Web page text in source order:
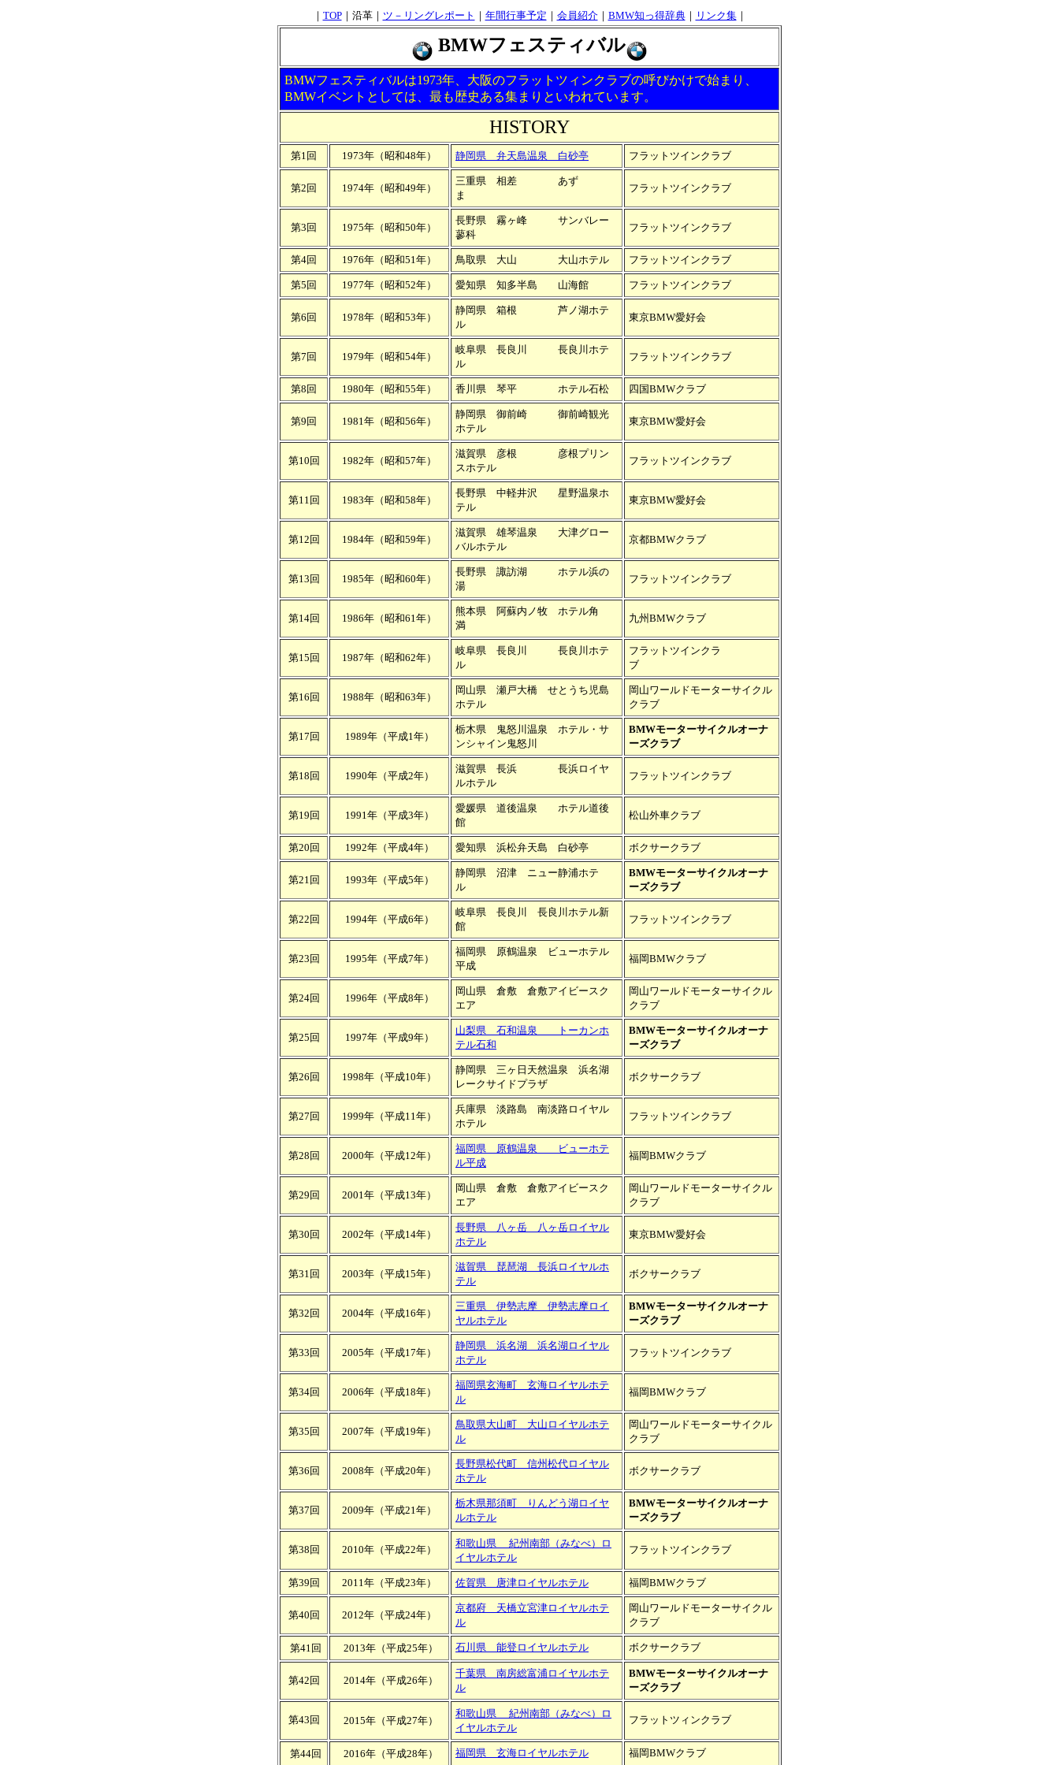
｜ TOP｜沿革｜ ツ－リングレポート ｜ 年間行事予定 ｜ 会員紹介｜ BMW知っ得辞典｜ リンク集｜
BMWフェスティバル
BMWフェスティバルは1973年、大阪のフラットツィンクラブの呼びかけで始まり、
BMWイベントとしては、最も歴史ある集まりといわれています。
HISTORY
第1回 1973年（昭和48年） 静岡県 弁天島温泉 白砂亭 フラットツインクラブ
第2回 1974年（昭和49年）
三重県 相差 あず
ま
フラットツインクラブ
第3回 1975年（昭和50年）
長野県 霧ヶ峰 サンバレー
蓼科
フラットツインクラブ
第4回 1976年（昭和51年） 鳥取県 大山 大山ホテル フラットツインクラブ
第5回 1977年（昭和52年） 愛知県 知多半島 山海館 フラットツインクラブ
第6回 1978年（昭和53年）
静岡県 箱根 芦ノ湖ホテ
ル
東京BMW愛好会
第7回 1979年（昭和54年）
岐阜県 長良川 長良川ホテ
ル
フラットツインクラブ
第8回 1980年（昭和55年） 香川県 琴平 ホテル石松 四国BMWクラブ
第9回 1981年（昭和56年）
静岡県 御前崎 御前崎観光
ホテル
東京BMW愛好会
第10回 1982年（昭和57年）
滋賀県 彦根 彦根プリン
スホテル
フラットツインクラブ
第11回 1983年（昭和58年）
長野県 中軽井沢 星野温泉ホ
テル
東京BMW愛好会
第12回 1984年（昭和59年）
滋賀県 雄琴温泉 大津グロー
バルホテル
京都BMWクラブ
第13回 1985年（昭和60年）
長野県 諏訪湖 ホテル浜の
湯
フラットツインクラブ
第14回 1986年（昭和61年）
熊本県 阿蘇内ノ牧 ホテル角
満
九州BMWクラブ
第15回 1987年（昭和62年）
岐阜県 長良川 長良川ホテ
ル
フラットツインクラ
ブ
第16回 1988年（昭和63年）
岡山県 瀬戸大橋 せとうち児島
ホテル
岡山ワールドモーターサイクル
クラブ
第17回 1989年（平成1年）
栃木県 鬼怒川温泉 ホテル・サ
ンシャイン鬼怒川
BMWモーターサイクルオーナ
ーズクラブ
第18回 1990年（平成2年）
滋賀県 長浜 長浜ロイヤ
ルホテル
フラットツインクラブ
第19回 1991年（平成3年）
愛媛県 道後温泉 ホテル道後
館
松山外車クラブ
第20回 1992年（平成4年） 愛知県 浜松弁天島 白砂亭 ボクサークラブ
第21回 1993年（平成5年）
静岡県 沼津 ニュー静浦ホテ
ル
BMWモーターサイクルオーナ
ーズクラブ
第22回 1994年（平成6年）
岐阜県 長良川 長良川ホテル新
館
フラットツインクラブ
第23回 1995年（平成7年）
福岡県 原鶴温泉 ビューホテル
平成
福岡BMWクラブ
第24回 1996年（平成8年）
岡山県 倉敷 倉敷アイビースク
エア
岡山ワールドモーターサイクル
クラブ
第25回 1997年（平成9年）
山梨県 石和温泉 トーカンホ
テル石和
BMWモーターサイクルオーナ
ーズクラブ
第26回 1998年（平成10年）
静岡県 三ヶ日天然温泉 浜名湖
レークサイドプラザ
ボクサークラブ
第27回 1999年（平成11年）
兵庫県 淡路島 南淡路ロイヤル
ホテル
フラットツインクラブ
第28回 2000年（平成12年）
福岡県 原鶴温泉 ビューホテ
ル平成
福岡BMWクラブ
第29回 2001年（平成13年）
岡山県 倉敷 倉敷アイビースク
エア
岡山ワールドモーターサイクル
クラブ
第30回 2002年（平成14年）
長野県 八ヶ岳 八ヶ岳ロイヤル
ホテル
東京BMW愛好会
第31回 2003年（平成15年）
滋賀県 琵琶湖 長浜ロイヤルホ
テル
ボクサークラブ
第32回 2004年（平成16年）
三重県 伊勢志摩 伊勢志摩ロイ
ヤルホテル
BMWモーターサイクルオーナ
ーズクラブ
第33回 2005年（平成17年）
静岡県 浜名湖 浜名湖ロイヤル
ホテル
フラットツインクラブ
第34回 2006年（平成18年）
福岡県玄海町 玄海ロイヤルホテ
ル
福岡BMWクラブ
第35回 2007年（平成19年）
鳥取県大山町 大山ロイヤルホテ
ル
岡山ワールドモーターサイクル
クラブ
第36回 2008年（平成20年）
長野県松代町 信州松代ロイヤル
ホテル
ボクサークラブ
第37回 2009年（平成21年）
栃木県那須町 りんどう湖ロイヤ
ルホテル
BMWモーターサイクルオーナ
ーズクラブ
第38回 2010年（平成22年）
和歌山県
紀州南部（みなべ）ロ
イヤルホテル
フラットツインクラブ
第39回 2011年（平成23年） 佐賀県 唐津ロイヤルホテル 福岡BMWクラブ
第40回 2012年（平成24年）
京都府 天橋立宮津ロイヤルホテ
ル
岡山ワールドモーターサイクル
クラブ
第41回 2013年（平成25年） 石川県 能登ロイヤルホテル ボクサークラブ
第42回 2014年（平成26年）
千葉県 南房総富浦ロイヤルホテ
ル
BMWモーターサイクルオーナ
ーズクラブ
第43回 2015年（平成27年）
和歌山県
紀州南部（みなべ）ロ
イヤルホテル
フラットツィンクラブ
第44回 2016年（平成28年） 福岡県 玄海ロイヤルホテル 福岡BMWクラブ